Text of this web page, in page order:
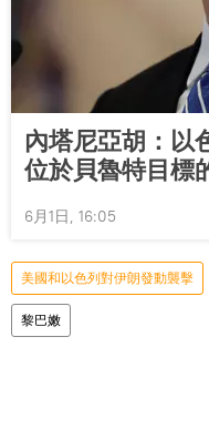
內塔尼亞胡：以
位於貝魯特目標
6月1日, 16:05
美國和以色列對伊朗發動襲擊
黎巴嫩